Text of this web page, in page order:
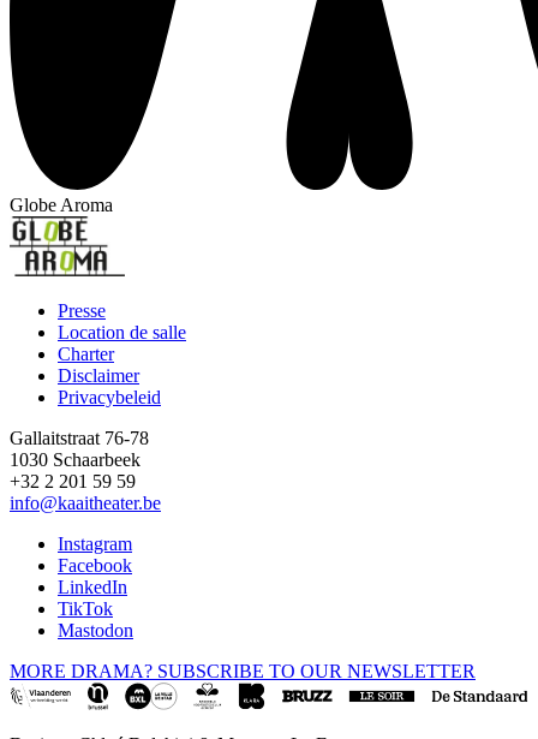
Globe Aroma
Footer
Presse
Location de salle
Charter
Disclaimer
Privacybeleid
Gallaitstraat 76-78
1030 Schaarbeek
+32 2 201 59 59
info@kaaitheater.be
Instagram
Facebook
LinkedIn
TikTok
Mastodon
MORE DRAMA? SUBSCRIBE TO OUR NEWSLETTER